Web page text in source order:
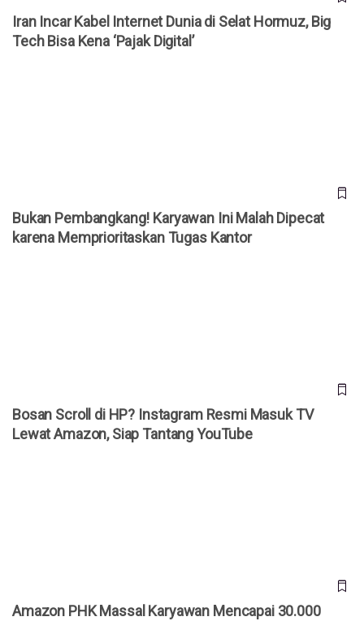
Iran Incar Kabel Internet Dunia di Selat Hormuz, Big
Tech Bisa Kena ‘Pajak Digital’
Bukan Pembangkang! Karyawan Ini Malah Dipecat
karena Memprioritaskan Tugas Kantor
Bosan Scroll di HP? Instagram Resmi Masuk TV
Lewat Amazon, Siap Tantang YouTube
Amazon PHK Massal Karyawan Mencapai 30.000